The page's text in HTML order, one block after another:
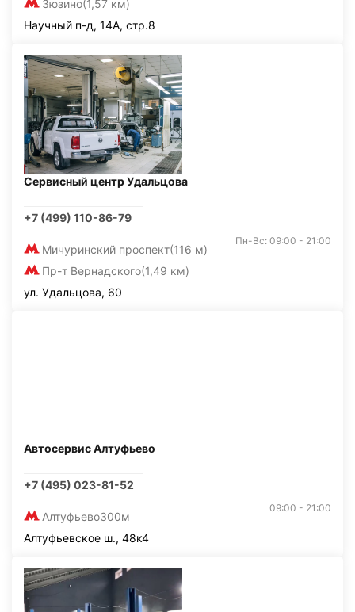
Зюзино(1,57 км)
Научный п-д, 14А, стр.8
Сервисный центр Удальцова
+7 (499) 110-86-79
Мичуринский проспект(116 м)
Пр-т Вернадского(1,49 км)
Пн-Вс: 09:00 - 21:00
ул. Удальцова, 60
Автосервис Алтуфьево
+7 (495) 023-81-52
Алтуфьево300м
09:00 - 21:00
Алтуфьевское ш., 48к4